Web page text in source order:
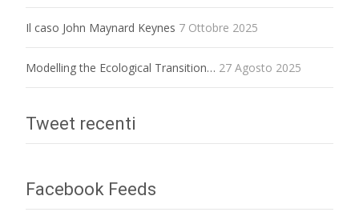
Il caso John Maynard Keynes 7 Ottobre 2025
Modelling the Ecological Transition… 27 Agosto 2025
Tweet recenti
Facebook Feeds